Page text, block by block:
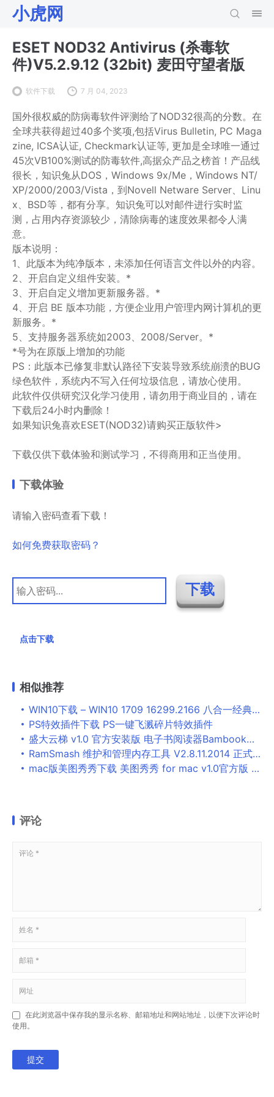
小虎网
ESET NOD32 Antivirus (杀毒软
件)V5.2.9.12 (32bit) 麦田守望者版
软件下载 7 月 04, 2023
国外很权威的防病毒软件评测给了NOD32很高的分数。在
全球共获得超过40多个奖项,包括Virus Bulletin, PC Maga
zine, ICSA认证, Checkmark认证等, 更加是全球唯一通过
45次VB100%测试的防毒软件,高据众产品之榜首！产品线
很长，知识兔从DOS，Windows 9x/Me，Windows NT/
XP/2000/2003/Vista，到Novell Netware Server、Linu
x、BSD等，都有分享。知识兔可以对邮件进行实时监
测，占用内存资源较少，清除病毒的速度效果都令人满
意。
版本说明：
1、此版本为纯净版本，未添加任何语言文件以外的内容。
2、开启自定义组件安装。*
3、开启自定义增加更新服务器。*
4、开启 BE 版本功能，方便企业用户管理内网计算机的更
新服务。*
5、支持服务器系统如2003、2008/Server。*
*号为在原版上增加的功能
PS：此版本已修复非默认路径下安装导致系统崩溃的BUG
绿色软件，系统内不写入任何垃圾信息，请放心使用。
此软件仅供研究汉化学习使用，请勿用于商业目的，请在
下载后24小时内删除！
如果知识兔喜欢ESET(NOD32)请购买正版软件>
下载仅供下载体验和测试学习，不得商用和正当使用。
下载体验
请输入密码查看下载！
如何免费获取密码？
点击下载
相似推荐
WIN10下载 – WIN10 1709 16299.2166 八合一经典珍藏纯净版
PS特效插件下载 PS一键飞溅碎片特效插件
盛大云梯 v1.0 官方安装版 电子书阅读器Bambook锦书客户端
RamSmash 维护和管理内存工具 V2.8.11.2014 正式免费版
mac版美图秀秀下载 美图秀秀 for mac v1.0官方版 苹果电脑版
评论
在此浏览器中保存我的显示名称、邮箱地址和网站地址，以便下次评论时
使用。
提交